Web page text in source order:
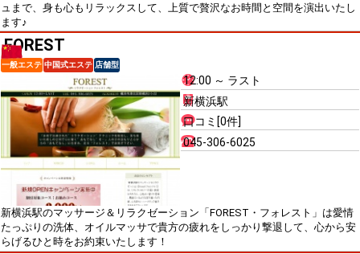
ュまで、身も心もリラックスして、上質で贅沢なお時間と空間を演出いたし
ます♪
FOREST
一般エステ 中国式エステ 店舗型
12:00 ～ ラスト
新横浜駅
口コミ[0件]
045-306-6025
新横浜駅のマッサージ＆リラクゼーション「FOREST・フォレスト」は愛情
たっぷりの洗体、オイルマッサで貴方の疲れをしっかり撃退して、心から安
らげるひと時をお約束いたします！